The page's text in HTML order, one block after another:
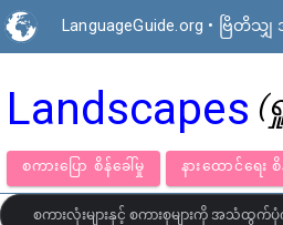
LanguageGuide.org • ဗြိတိသျှ
Landscapes (
စကားပြော စိန်ခေါ်မှု နားထောင်
စကားလုံးများနှင့် စကားစုများကို အသံထွက်ပုံ